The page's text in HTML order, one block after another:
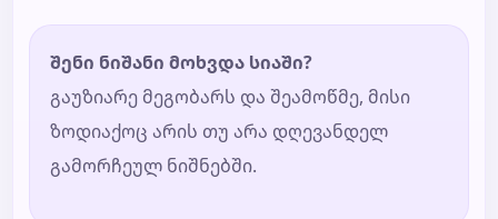
შენი ნიშანი მოხვდა სიაში?
გაუზიარე მეგობარს და შეამოწმე, მისი
ზოდიაქოც არის თუ არა დღევანდელ
გამორჩეულ ნიშნებში.